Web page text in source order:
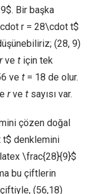
Bir başka
r = 28\cdot t$
(28, 9)
rve t için tek
ve t = 18 de olur.
rve t sayısı var.
çözen doğal
t$ denklemini
\frac{28}{9}$
bu çiftlerin
(56,18)